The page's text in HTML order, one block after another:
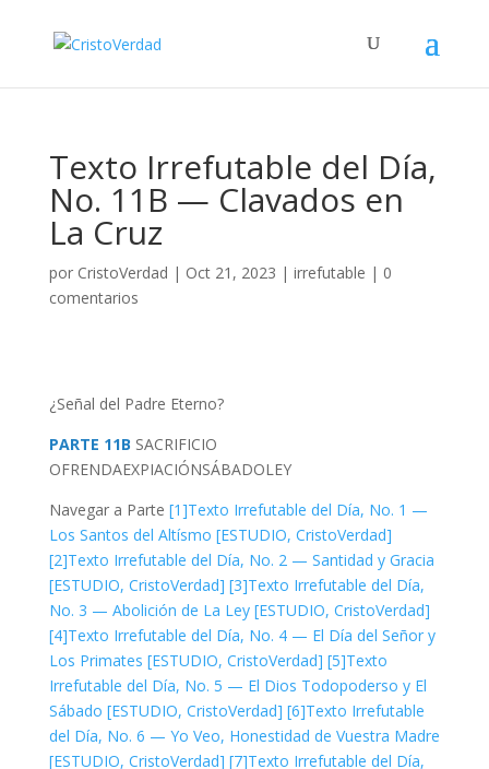
Texto Irrefutable del Día,
No. 11B — Clavados en
La Cruz
por CristoVerdad | Oct 21, 2023 | irrefutable | 0
comentarios
¿Señal del Padre Eterno?
PARTE 11B SACRIFICIO
OFRENDAEXPIACIÓNSÁBADOLEY
Navegar a Parte [1]Texto Irrefutable del Día, No. 1 —
Los Santos del Altísmo [ESTUDIO, CristoVerdad]
[2]Texto Irrefutable del Día, No. 2 — Santidad y Gracia
[ESTUDIO, CristoVerdad] [3]Texto Irrefutable del Día,
No. 3 — Abolición de La Ley [ESTUDIO, CristoVerdad]
[4]Texto Irrefutable del Día, No. 4 — El Día del Señor y
Los Primates [ESTUDIO, CristoVerdad] [5]Texto
Irrefutable del Día, No. 5 — El Dios Todopoderso y El
Sábado [ESTUDIO, CristoVerdad] [6]Texto Irrefutable
del Día, No. 6 — Yo Veo, Honestidad de Vuestra Madre
[ESTUDIO, CristoVerdad] [7]Texto Irrefutable del Día,